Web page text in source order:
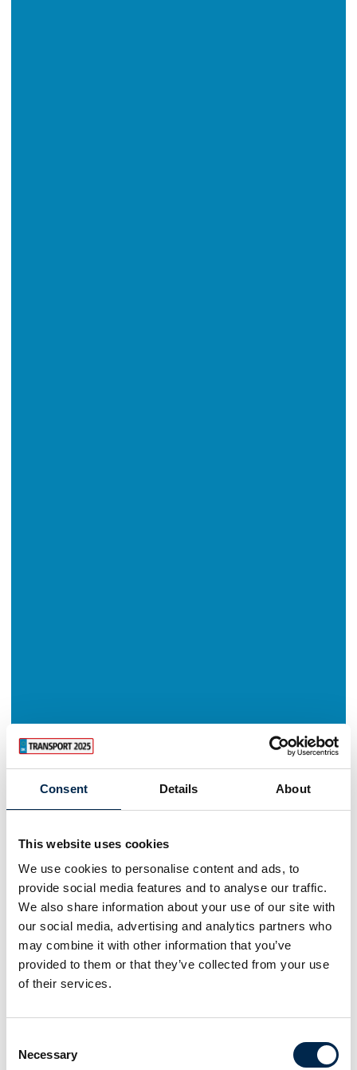
Consent Details About
This website uses cookies
We use cookies to personalise content and ads, to
provide social media features and to analyse our traffic.
We also share information about your use of our site with
our social media, advertising and analytics partners who
may combine it with other information that you’ve
provided to them or that they’ve collected from your use
of their services.
Selection
Necessary